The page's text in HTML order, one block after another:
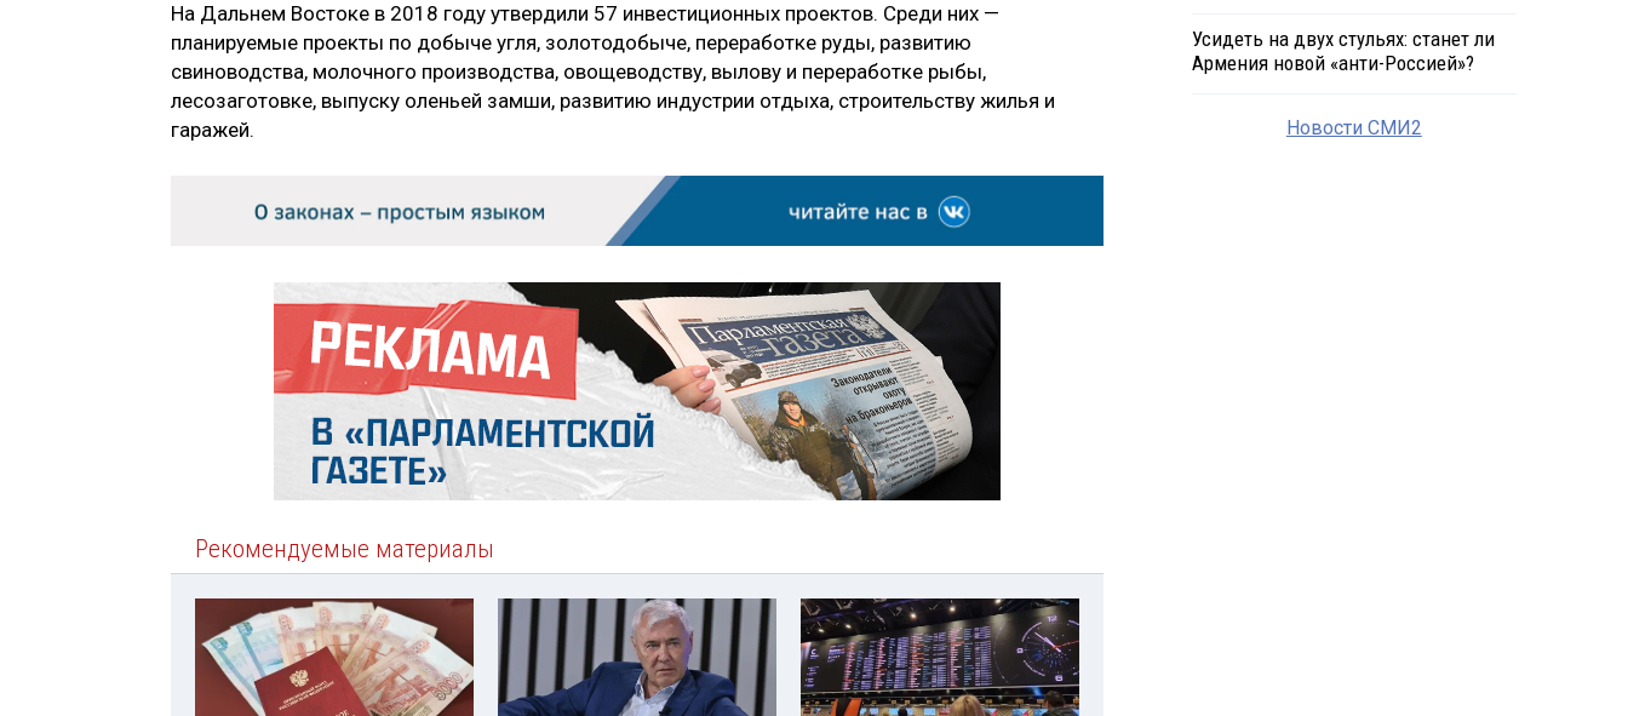
На Дальнем Востоке в 2018 году утвердили 57 инвестиционных проектов. Среди них —
планируемые проекты по добыче угля, золотодобыче, переработке руды, развитию
свиноводства, молочного производства, овощеводству, вылову и переработке рыбы,
лесозаготовке, выпуску оленьей замши, развитию индустрии отдыха, строительству жилья и
гаражей.
Рекомендуемые материалы
Усидеть на двух стульях: станет ли
Армения новой «анти-Россией»?
Новости СМИ2